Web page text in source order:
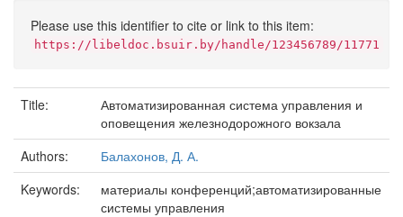
Please use this identifier to cite or link to this item:
https://libeldoc.bsuir.by/handle/123456789/11771
Title:
Автоматизированная система управления и
оповещения железнодорожного вокзала
Authors:
Балахонов, Д. А.
Keywords:
материалы конференций;автоматизированные
системы управления